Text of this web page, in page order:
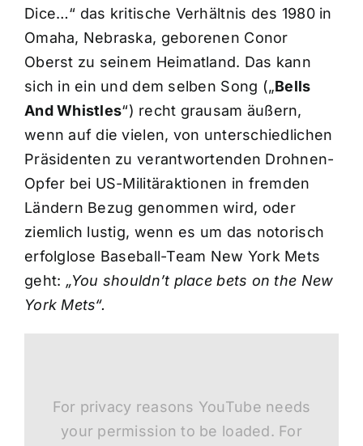
Dice…“ das kritische Verhältnis des 1980 in
Omaha, Nebraska, geborenen Conor
Oberst zu seinem Heimatland. Das kann
sich in ein und dem selben Song („Bells
And Whistles“) recht grausam äußern,
wenn auf die vielen, von unterschiedlichen
Präsidenten zu verantwortenden Drohnen-
Opfer bei US-Militäraktionen in fremden
Ländern Bezug genommen wird, oder
ziemlich lustig, wenn es um das notorisch
erfolglose Baseball-Team New York Mets
geht: „You shouldn’t place bets on the New
York Mets“.
For privacy reasons YouTube needs
your permission to be loaded. For